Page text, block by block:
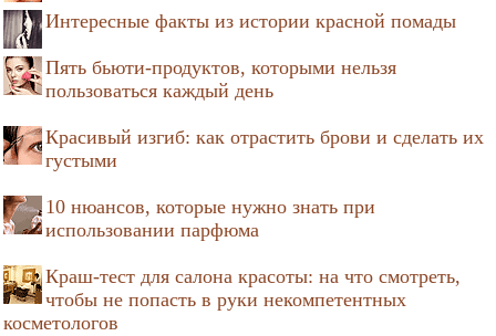
Интересные факты из истории красной помады
Пять бьюти-продуктов, которыми нельзя
пользоваться каждый день
Красивый изгиб: как отрастить брови и сделать их
густыми
10 нюансов, которые нужно знать при
использовании парфюма
Краш-тест для салона красоты: на что смотреть,
чтобы не попасть в руки некомпетентных
косметологов